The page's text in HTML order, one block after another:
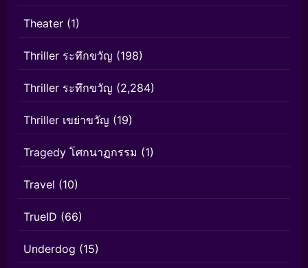
Theater (1)
Thriller ระทึกขวัญ (198)
Thriller ระทึกขวัญ (2,284)
Thriller เขย่าขวัญ (19)
Tragedy โศกนาฏกรรม (1)
Travel (10)
TrueID (66)
Underdog (15)